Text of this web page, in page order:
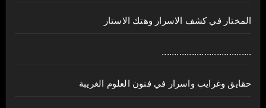
المختار في كشف الاسرار وهتك الاستار
....................................
حقايق وغرايب واسرار في فنون العلوم الغريبة